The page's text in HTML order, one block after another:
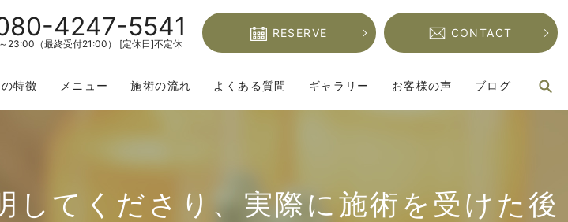
4247-5541
23:00（最終受付21:00） [定休日]不定休
RESERVE CONTACT
特徴 メニュー 施術の流れ よくある質問 ギャラリー お客様の声 ブログ
てくださり、実際に施術を受けた後